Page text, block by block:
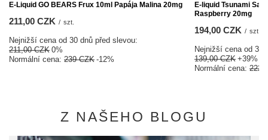
E-Liquid GO BEARS Frux 10ml Papája Malina 20mg
211,00 CZK / szt.
Nejnižší cena od 30 dnů před slevou:
211,00 CZK 0%
Normální cena: 239 CZK -12%
E-liquid Tsunami
Raspberry 20mg
194,00 CZK / szt.
Nejnižší cena od 30
139,00 CZK +39%
Normální cena: 222
Z NAŠEHO BLOGU